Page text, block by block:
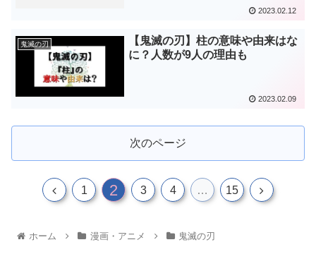
2023.02.12
鬼滅の刃
【鬼滅の刃】柱の意味や由来はな
に？人数が9人の理由も
2023.02.09
次のページ
1 2 3 4 … 15
ホーム 漫画・アニメ 鬼滅の刃